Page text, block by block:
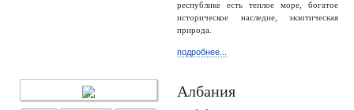
республике есть теплое море, богатое
историческое наследие, экзотическая
природа.
подробнее...
Албания